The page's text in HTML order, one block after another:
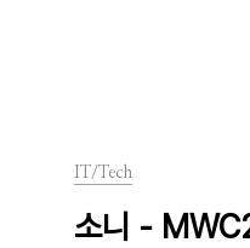
IT/Tech
소니 -